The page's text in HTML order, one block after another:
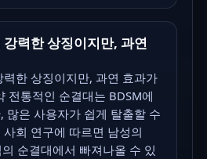
력한 상징이지만, 과연
한 상징이지만, 과연 효과가
전통적인 순결대는 BDSM에
많은 사용자가 쉽게 탈출할 수
회 연구에 따르면 남성의
순결대에서 빠져나올 수 있